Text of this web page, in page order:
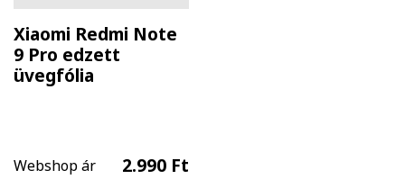
Xiaomi Redmi Note
9 Pro edzett
üvegfólia
Webshop ár 2.990 Ft